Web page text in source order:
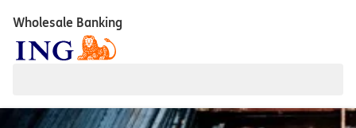
Wholesale Banking